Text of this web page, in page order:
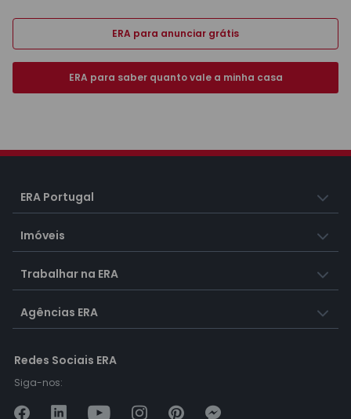
ERA para anunciar grátis
ERA para saber quanto vale a minha casa
ERA Portugal
Imóveis
Trabalhar na ERA
Agências ERA
Redes Sociais ERA
Siga-nos: